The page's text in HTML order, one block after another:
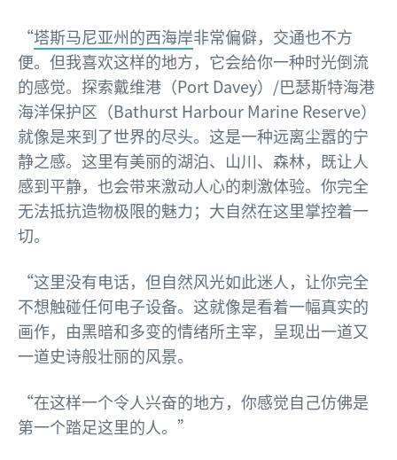
“塔斯马尼亚州的西海岸非常偏僻，交通也不方
便。但我喜欢这样的地方，它会给你一种时光倒流
的感觉。探索戴维港（Port Davey）/巴瑟斯特海港
海洋保护区（Bathurst Harbour Marine Reserve）
就像是来到了世界的尽头。这是一种远离尘嚣的宁
静之感。这里有美丽的湖泊、山川、森林，既让人
感到平静，也会带来激动人心的刺激体验。你完全
无法抵抗造物极限的魅力；大自然在这里掌控着一
切。
“这里没有电话，但自然风光如此迷人，让你完全
不想触碰任何电子设备。这就像是看着一幅真实的
画作，由黑暗和多变的情绪所主宰，呈现出一道又
一道史诗般壮丽的风景。
“在这样一个令人兴奋的地方，你感觉自己仿佛是
第一个踏足这里的人。”